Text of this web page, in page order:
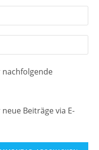
Beiträge via E-